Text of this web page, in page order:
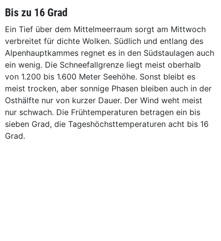
Bis zu 16 Grad
Ein Tief über dem Mittelmeerraum sorgt am Mittwoch
verbreitet für dichte Wolken. Südlich und entlang des
Alpenhauptkammes regnet es in den Südstaulagen auch
ein wenig. Die Schneefallgrenze liegt meist oberhalb
von 1.200 bis 1.600 Meter Seehöhe. Sonst bleibt es
meist trocken, aber sonnige Phasen bleiben auch in der
Osthälfte nur von kurzer Dauer. Der Wind weht meist
nur schwach. Die Frühtemperaturen betragen ein bis
sieben Grad, die Tageshöchsttemperaturen acht bis 16
Grad.